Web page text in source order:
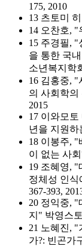
175, 2010
13 츠토미
14 오찬호, "
15 주경필, "
을 통한 국
소년복지학
16 김홍중, "
의 사회학의
2015
17 이와모
년을 지원하
18 이봉주, "
이 없는 사
19 조혜영, "
정체성 인식
367-393,
20 정익중,
지" 박영스
21 노혜진,
가?: 빈곤가